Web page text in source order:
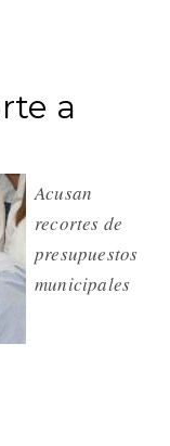
a
Acusan
recortes de
presupuestos
municipales